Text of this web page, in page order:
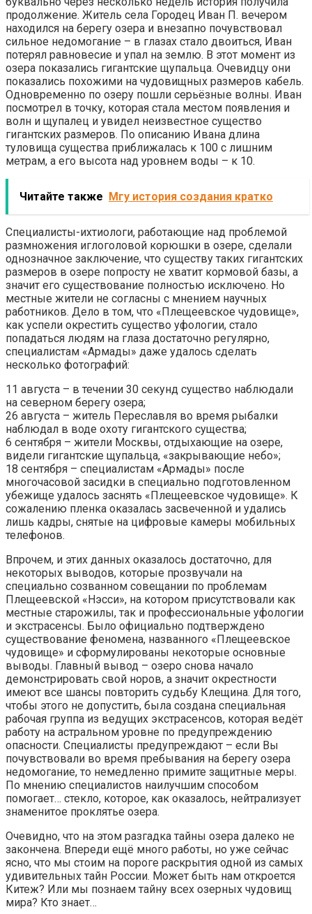
продолжение. Житель села Городец Иван П. вечером
находился на берегу озера и внезапно почувствовал
сильное недомогание – в глазах стало двоиться, Иван
потерял равновесие и упал на землю. В этот момент из
озера показались гигантские щупальца. Очевидцу они
показались похожими на чудовищных размеров кабель.
Одновременно по озеру пошли серьёзные волны. Иван
посмотрел в точку, которая стала местом появления и
волн и щупалец и увидел неизвестное существо
гигантских размеров. По описанию Ивана длина
туловища существа приближалась к 100 с лишним
метрам, а его высота над уровнем воды – к 10.
Читайте также Мгу история создания кратко
Специалисты-ихтиологи, работающие над проблемой
размножения иглоголовой корюшки в озере, сделали
однозначное заключение, что существу таких гигантских
размеров в озере попросту не хватит кормовой базы, а
значит его существование полностью исключено. Но
местные жители не согласны с мнением научных
работников. Дело в том, что «Плещеевское чудовище»,
как успели окрестить существо уфологии, стало
попадаться людям на глаза достаточно регулярно,
специалистам «Армады» даже удалось сделать
несколько фотографий:
11 августа – в течении 30 секунд существо наблюдали
на северном берегу озера;
26 августа – житель Переславля во время рыбалки
наблюдал в воде охоту гигантского существа;
6 сентября – жители Москвы, отдыхающие на озере,
видели гигантские щупальца, «закрывающие небо»;
18 сентября – специалистам «Армады» после
многочасовой засидки в специально подготовленном
убежище удалось заснять «Плещеевское чудовище». К
сожалению пленка оказалась засвеченной и удались
лишь кадры, снятые на цифровые камеры мобильных
телефонов.
Впрочем, и этих данных оказалось достаточно, для
некоторых выводов, которые прозвучали на
специально созванном совещании по проблемам
Плещеевской «Нэсси», на котором присутствовали как
местные старожилы, так и профессиональные уфологии
и экстрасенсы. Было официально подтверждено
существование феномена, названного «Плещеевское
чудовище» и сформулированы некоторые основные
выводы. Главный вывод – озеро снова начало
демонстрировать свой норов, а значит окрестности
имеют все шансы повторить судьбу Клещина. Для того,
чтобы этого не допустить, была создана специальная
рабочая группа из ведущих экстрасенсов, которая ведёт
работу на астральном уровне по предупреждению
опасности. Специалисты предупреждают – если Вы
почувствовали во время пребывания на берегу озера
недомогание, то немедленно примите защитные меры.
По мнению специалистов наилучшим способом
помогает… стекло, которое, как оказалось, нейтрализует
знаменитое проклятье озера.
Очевидно, что на этом разгадка тайны озера далеко не
закончена. Впереди ещё много работы, но уже сейчас
ясно, что мы стоим на пороге раскрытия одной из самых
удивительных тайн России. Может быть нам откроется
Китеж? Или мы познаем тайну всех озерных чудовищ
мира? Кто знает…